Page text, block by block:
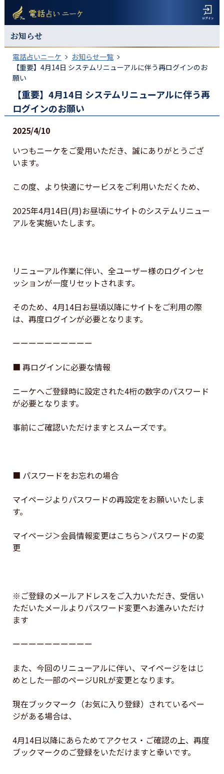
お知らせ
電話占いニーケ
お知らせ一覧
【重要】4月14日 システムリニューアルに伴う再ログインのお
願い
【重要】4月14日 システムリニューアルに伴う再
ログインのお願い
2025/4/10
いつもニーケをご愛用いただき、誠にありがとうござ
います。
この度、より快適にサービスをご利用いただくため、
2025年4月14日(月)お昼頃にサイトのシステムリニュー
アルを実施いたします。
リニューアル作業に伴い、全ユーザー様のログインセ
ッションが一度リセットされます。
そのため、4月14日お昼頃以降にサイトをご利用の際
は、再度ログインが必要となります。
ーーーーーーーーーー
■ 再ログインに必要な情報
ニーケへご登録時に設定された4桁の数字のパスワード
が必要となります。
事前にご確認いただけますとスムーズです。
■ パスワードをお忘れの場合
マイページよりパスワードの再設定をお願いいたしま
す。
マイページ＞会員情報変更はこちら＞パスワードの変
更
※ご登録のメールアドレスをご入力いただき、受信い
ただいたメールよりパスワード変更へお進みいただけ
ます
ーーーーーーーーーー
また、今回のリニューアルに伴い、マイページをはじ
めとした一部のページURLが変更となります。
現在ブックマーク（お気に入り登録）されているペー
ジがある場合は、
4月14日以降にあらためてアクセス・ご確認の上、再度
ブックマークのご登録をいただけますと幸いです。